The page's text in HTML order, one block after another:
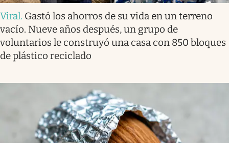
Viral. Gastó los ahorros de su vida en un terreno
vacío. Nueve años después, un grupo de
voluntarios le construyó una casa con 850 bloques
de plástico reciclado